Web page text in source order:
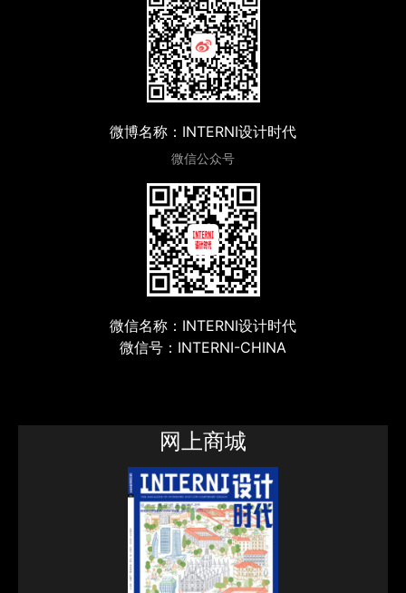
微博名称：INTERNI设计时代
微信公众号
微信名称：INTERNI设计时代
微信号：INTERNI-CHINA
网上商城